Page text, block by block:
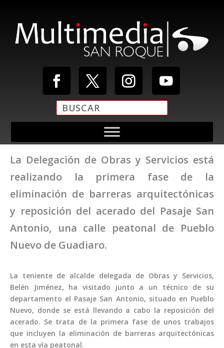
La Delegación de Obras y Servicios está
realizando la primera fase de la
eliminación de barreras arquitectónicas
y reposición del acerado del Pasaje San
Antonio, una calle peatonal de Pueblo
Nuevo de Guadiaro.
La teniente de alcalde delegada de Obras y Servicios,
Belén Jiménez, ha visitado junto a un técnico de su
departamento el Pasaje San Antonio, situado en Pueblo
Nuevo, donde se está llevando a cabo la reposición del
acerado. Se trata de la primera fase de unos trabajos
que incluyen la eliminación de barreras arquitectónicas
en esta vía peatonal.